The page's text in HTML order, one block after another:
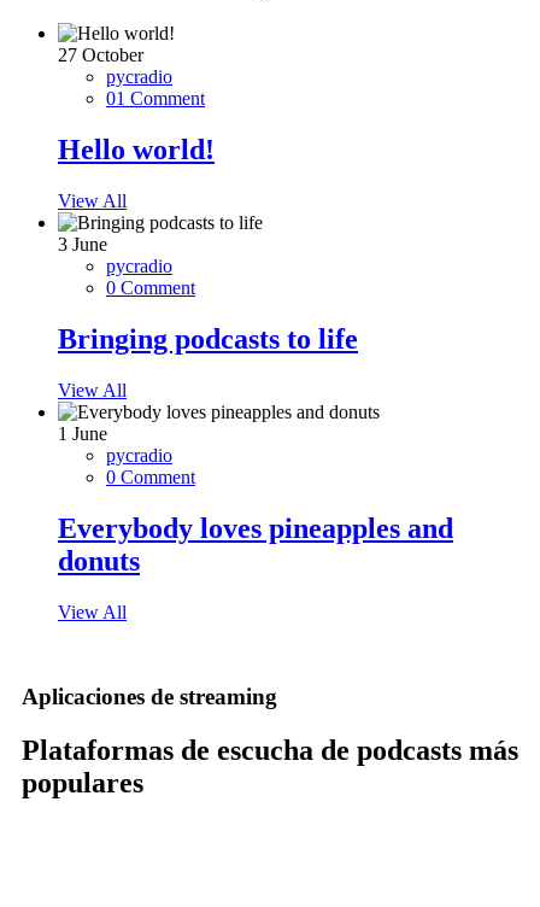
27 October
pycradio
01 Comment
Hello world!
View All
3 June
pycradio
0 Comment
Bringing podcasts to life
View All
1 June
pycradio
0 Comment
Everybody loves pineapples and
donuts
View All
Aplicaciones de streaming
Plataformas de escucha de podcasts más
populares